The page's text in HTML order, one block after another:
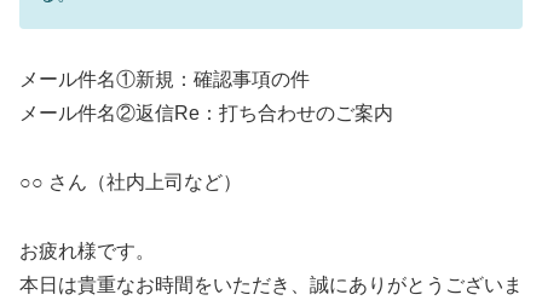
メール件名①新規：確認事項の件
メール件名②返信Re：打ち合わせのご案内
○○ さん（社内上司など）
お疲れ様です。
本日は貴重なお時間をいただき、誠にありがとうございま